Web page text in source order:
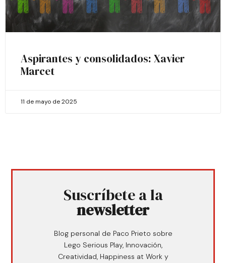
Aspirantes y consolidados: Xavier
Marcet
11 de mayo de 2025
Suscríbete a la
newsletter
Blog personal de Paco Prieto sobre
Lego Serious Play, Innovación,
Creatividad, Happiness at Work y